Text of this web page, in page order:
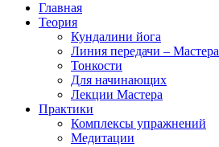
Главная
Теория
Кундалини йога
Линия передачи – Мастера
Тонкости
Для начинающих
Лекции Мастера
Практики
Комплексы упражнений
Медитации